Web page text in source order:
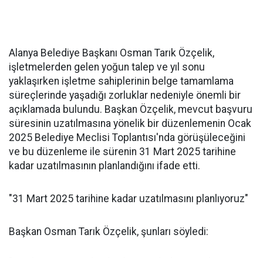
Alanya Belediye Başkanı Osman Tarık Özçelik,
işletmelerden gelen yoğun talep ve yıl sonu
yaklaşırken işletme sahiplerinin belge tamamlama
süreçlerinde yaşadığı zorluklar nedeniyle önemli bir
açıklamada bulundu. Başkan Özçelik, mevcut başvuru
süresinin uzatılmasına yönelik bir düzenlemenin Ocak
2025 Belediye Meclisi Toplantısı'nda görüşüleceğini
ve bu düzenleme ile sürenin 31 Mart 2025 tarihine
kadar uzatılmasının planlandığını ifade etti.
"31 Mart 2025 tarihine kadar uzatılmasını planlıyoruz"
Başkan Osman Tarık Özçelik, şunları söyledi: